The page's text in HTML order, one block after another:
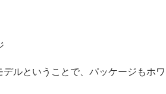
ルということで、パッケージもホワ